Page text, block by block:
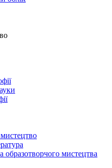
образотворчого мистецтва